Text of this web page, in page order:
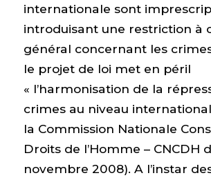
internationale sont
introduisant une restriction à
général concernant les
le projet de loi met en péril
« l’harmonisation de la
crimes au niveau
la Commission Nationale
Droits de l’Homme – CNCDH
novembre 2008). A l’instar